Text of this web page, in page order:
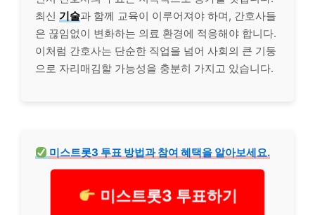
최신 기술과 함께 교육이 이루어져야 하며, 간호사들
은 끊임없이 변화하는 의료 환경에 적응해야 합니다.
이처럼 간호사는 단순한 직업을 넘어 사회의 큰 기둥
으로 자리매김할 가능성을 충분히 가지고 있습니다.
미스트롯3 투표 방법과 참여 혜택을 알아보세요.
미스트롯3 투표하기